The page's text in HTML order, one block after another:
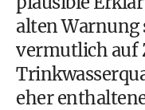
alten Warnung
vermutlich auf
eher